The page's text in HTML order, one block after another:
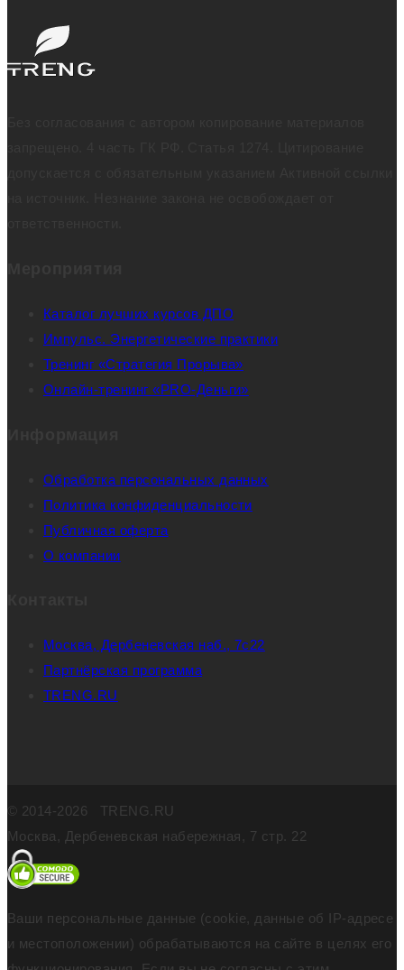
Каталог лучших курсов ДПО
Импульс. Энергетические практики
Тренинг «Стратегия Прорыва»
Онлайн-тренинг «PRO-Деньги»
Обработка персональных данных
Политика конфиденциальности
Публичная оферта
О компании
Москва, Дербеневская наб., 7с22
Партнёрская программа
TRENG.RU
© 2014-2026 TRENG.RU
Москва, Дербеневская набережная, 7 стр. 22
Ваши персональные данные (cookie, данные об IP-адресе
и местоположении) обрабатываются на сайте в целях его